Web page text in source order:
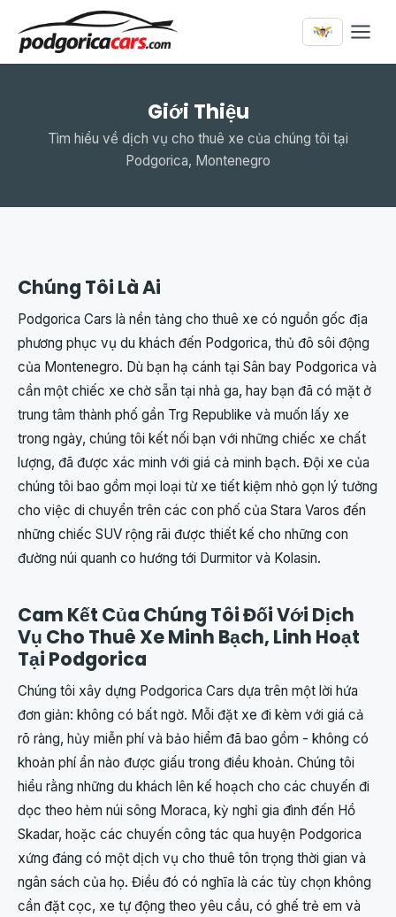
Giới Thiệu
Tìm hiểu về dịch vụ cho thuê xe của chúng tôi tại
Podgorica, Montenegro
Chúng Tôi Là Ai
Podgorica Cars là nền tảng cho thuê xe có nguồn gốc địa
phương phục vụ du khách đến Podgorica, thủ đô sôi động
của Montenegro. Dù bạn hạ cánh tại Sân bay Podgorica và
cần một chiếc xe chờ sẵn tại nhà ga, hay bạn đã có mặt ở
trung tâm thành phố gần Trg Republike và muốn lấy xe
trong ngày, chúng tôi kết nối bạn với những chiếc xe chất
lượng, đã được xác minh với giá cả minh bạch. Đội xe của
chúng tôi bao gồm mọi loại từ xe tiết kiệm nhỏ gọn lý tưởng
cho việc di chuyển trên các con phố của Stara Varos đến
những chiếc SUV rộng rãi được thiết kế cho những con
đường núi quanh co hướng tới Durmitor và Kolasin.
Cam Kết Của Chúng Tôi Đối Với Dịch
Vụ Cho Thuê Xe Minh Bạch, Linh Hoạt
Tại Podgorica
Chúng tôi xây dựng Podgorica Cars dựa trên một lời hứa
đơn giản: không có bất ngờ. Mỗi đặt xe đi kèm với giá cả
rõ ràng, hủy miễn phí và bảo hiểm đã bao gồm - không có
khoản phí ẩn nào được giấu trong điều khoản. Chúng tôi
hiểu rằng những du khách lên kế hoạch cho các chuyến đi
dọc theo hẻm núi sông Moraca, kỳ nghỉ gia đình đến Hồ
Skadar, hoặc các chuyến công tác qua huyện Podgorica
xứng đáng có một dịch vụ cho thuê tôn trọng thời gian và
ngân sách của họ. Điều đó có nghĩa là các tùy chọn không
cần đặt cọc, xe tự động theo yêu cầu, có ghế trẻ em và